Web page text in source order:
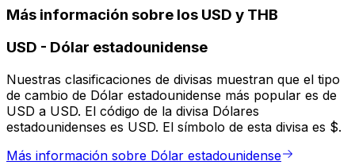
Más información sobre los USD y THB
USD - Dólar estadounidense
Nuestras clasificaciones de divisas muestran que el tipo
de cambio de Dólar estadounidense más popular es de
USD a USD. El código de la divisa Dólares
estadounidenses es USD. El símbolo de esta divisa es $.
Más información sobre Dólar estadounidense